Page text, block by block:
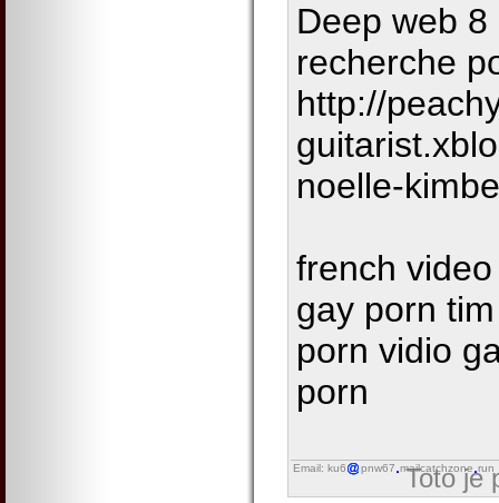
Deep web
recherche
http://
noelle-
french
gay porn
porn vidio
porn
Email: ku6 pnw67 mailcatchzone run
Toto je